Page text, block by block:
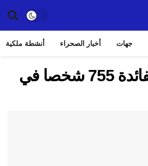
جهات أخبار الصحراء أنشطة ملكية
عفو ملكي لفائدة 755 شخصا في